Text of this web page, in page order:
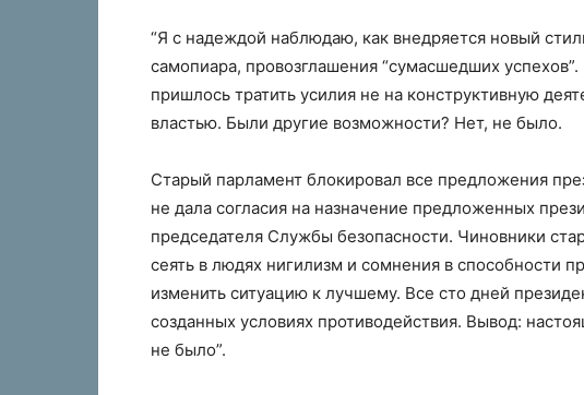
“Я с надеждой наблюдаю, как внедряется новый
самопиара, провозглашения “сумасшедших
пришлось тратить усилия не на конструктивную
властью. Были другие возможности? Нет, не было.
Старый парламент блокировал все предложения
не дала согласия на назначение предложенных
председателя Службы безопасности. Чиновники
сеять в людях нигилизм и сомнения в способности
изменить ситуацию к лучшему. Все сто дней
созданных условиях противодействия. Вывод:
не было”.